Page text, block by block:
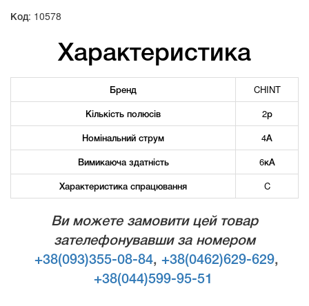
Код: 10578
Характеристика
Бренд
CHINT
Кількість полюсів
2р
Номінальний струм
4А
Вимикаюча здатність
6кА
Характеристика спрацювання
C
Ви можете замовити цей товар
зателефонувавши за номером
+38(093)355-08-84, +38(0462)629-629,
+38(044)599-95-51